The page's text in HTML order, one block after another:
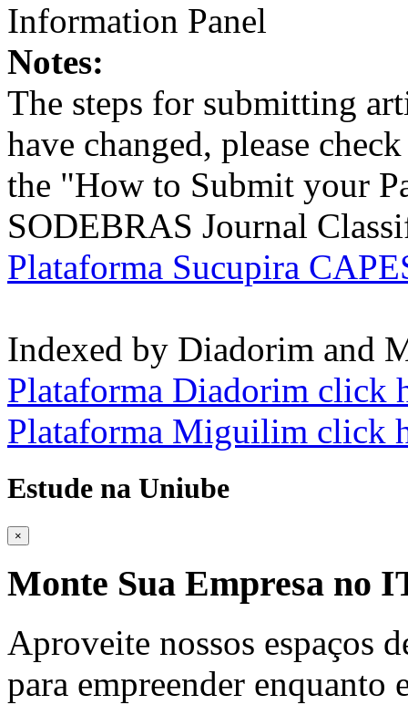
Information Panel
Notes:
The steps for submitting
have changed, please
the "How to Submit your
SODEBRAS Journal
Plataforma Sucupira
Indexed by Diadorim and
Plataforma Diadorim click
Plataforma Miguilim click
Estude na Uniube
×
Monte Sua Empresa no
Aproveite nossos espaços
para empreender enquanto